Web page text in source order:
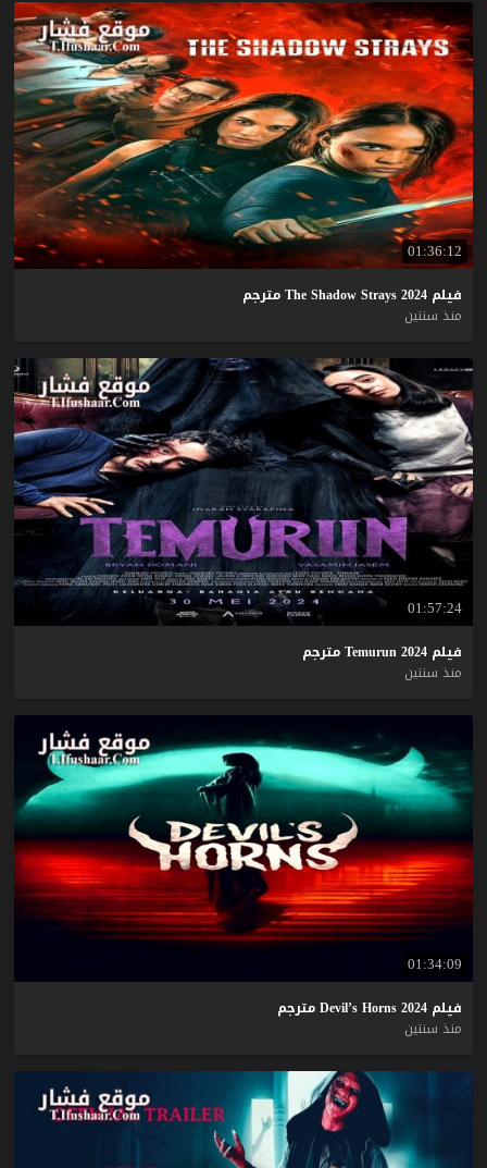
01:36:12
فيلم The Shadow Strays 2024
مترجم
منذ سنتين
01:57:24
فيلم Temurun 2024
مترجم
منذ سنتين
01:34:09
فيلم Devil’s Horns 2024
مترجم
منذ سنتين